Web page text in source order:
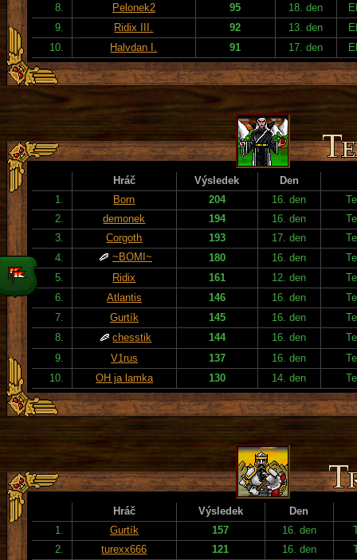
8.
Pelonek2 95 18. den
9.
Ridix III. 92 13. den
10.
Halvdan I. 91 17. den
Hráč Výsledek
Den
1.
Born 204 16. den
2.
demonek 194 16. den
3.
Corgoth 193 17. den
4.
~BOMI~ 180 16. den
5.
Ridix 161 12. den
6.
Atlantis 146 16. den
7.
Gurtík 145 16. den
8.
chesstik 144 16. den
9.
V1rus 137 16. den
10.
OH ja lamka 130 14. den
Hráč Výsledek
Den
1.
Gurtík 157 16. den
2.
turexx666 121 16. den